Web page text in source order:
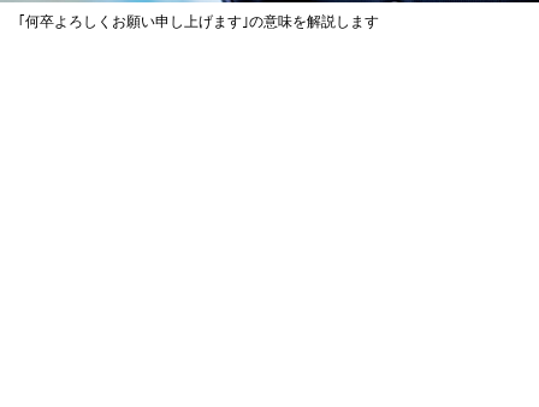
｢何卒よろしくお願い申し上げます｣の意味を解説します